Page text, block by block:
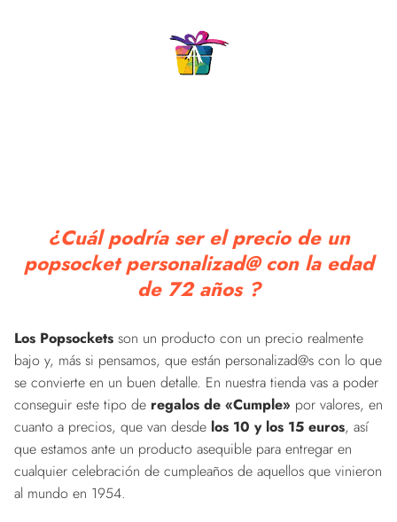
¿Cuál podría ser el precio de un
popsocket personalizad@ con la edad
de 72 años ?
Los Popsockets son un producto con un precio realmente
bajo y, más si pensamos, que están personalizad@s con lo que
se convierte en un buen detalle. En nuestra tienda vas a poder
conseguir este tipo de regalos de «Cumple» por valores, en
cuanto a precios, que van desde los 10 y los 15 euros, así
que estamos ante un producto asequible para entregar en
cualquier celebración de cumpleaños de aquellos que vinieron
al mundo en 1954.